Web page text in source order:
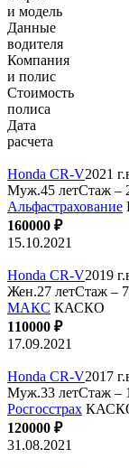
и модель
Данные
водителя
Компания
и полис
Стоимость
полиса
Дата
расчета
Honda CR-V2021
Муж.45 летСтаж –
Альфастрахование
160000 ₽
15.10.2021
Honda CR-V2019
Жен.27 летСтаж –
МАКС КАСКО
110000 ₽
17.09.2021
Honda CR-V2017
Муж.33 летСтаж –
Росгосстрах
120000 ₽
31.08.2021